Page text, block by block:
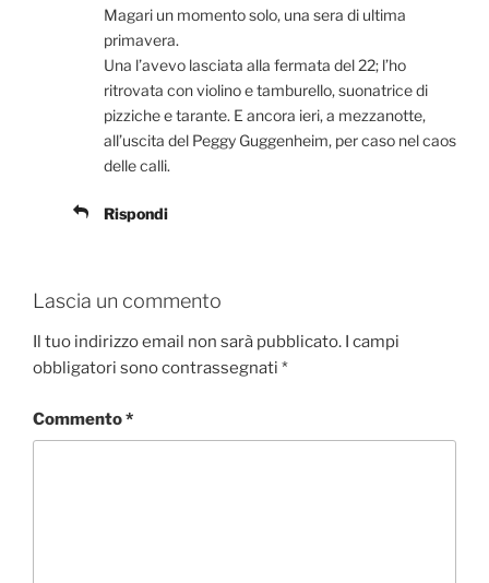
Magari un momento solo, una sera di ultima
primavera.
Una l’avevo lasciata alla fermata del 22; l’ho
ritrovata con violino e tamburello, suonatrice di
pizziche e tarante. E ancora ieri, a mezzanotte,
all’uscita del Peggy Guggenheim, per caso nel caos
delle calli.
Rispondi
Lascia un commento
Il tuo indirizzo email non sarà pubblicato. I campi
obbligatori sono contrassegnati *
Commento*